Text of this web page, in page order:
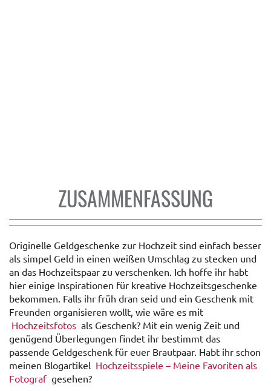
ZUSAMMENFASSUNG
Originelle Geldgeschenke zur Hochzeit sind einfach besser
als simpel Geld in einen weißen Umschlag zu stecken und
an das Hochzeitspaar zu verschenken. Ich hoffe ihr habt
hier einige Inspirationen für kreative Hochzeitsgeschenke
bekommen. Falls ihr früh dran seid und ein Geschenk mit
Freunden organisieren wollt, wie wäre es mit
Hochzeitsfotos als Geschenk? Mit ein wenig Zeit und
genügend Überlegungen findet ihr bestimmt das
passende Geldgeschenk für euer Brautpaar. Habt ihr schon
meinen Blogartikel Hochzeitsspiele – Meine Favoriten als
Fotograf gesehen?